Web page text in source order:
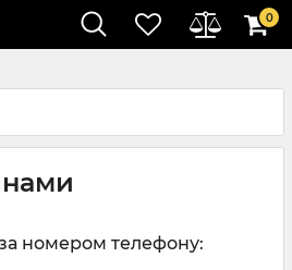
0
нами
номером телефону: